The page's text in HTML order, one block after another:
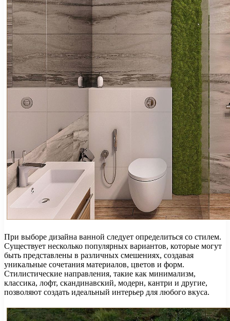
При выборе дизайна ванной следует определиться со стилем.
Существует несколько популярных вариантов, которые могут
быть представлены в различных смешениях, создавая
уникальные сочетания материалов, цветов и форм.
Стилистические направления, такие как минимализм,
классика, лофт, скандинавский, модерн, кантри и другие,
позволяют создать идеальный интерьер для любого вкуса.